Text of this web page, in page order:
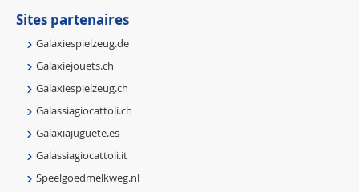
Sites partenaires
Galaxiespielzeug.de
Galaxiejouets.ch
Galaxiespielzeug.ch
Galassiagiocattoli.ch
Galaxiajuguete.es
Galassiagiocattoli.it
Speelgoedmelkweg.nl